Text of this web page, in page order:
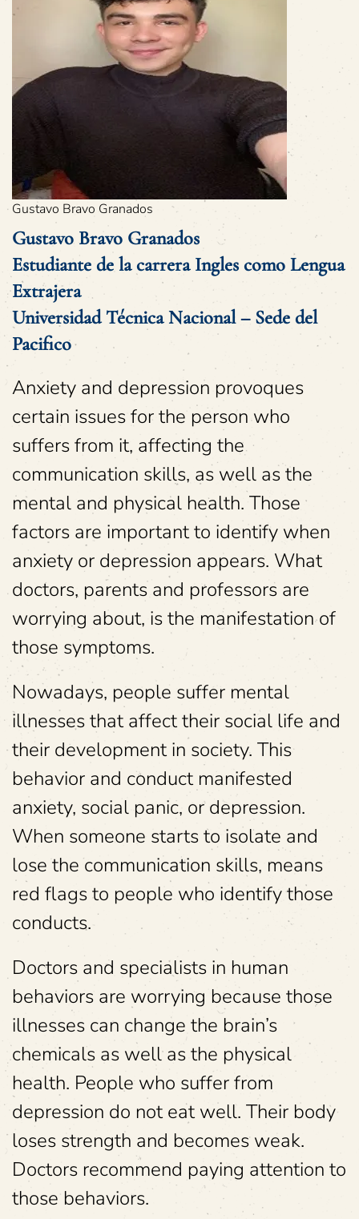
Gustavo Bravo Granados
Gustavo Bravo Granados
Estudiante de la carrera Ingles como Lengua
Extrajera
Universidad Técnica Nacional – Sede del
Pacifico
Anxiety and depression provoques
certain issues for the person who
suffers from it, affecting the
communication skills, as well as the
mental and physical health. Those
factors are important to identify when
anxiety or depression appears. What
doctors, parents and professors are
worrying about, is the manifestation of
those symptoms.
Nowadays, people suffer mental
illnesses that affect their social life and
their development in society. This
behavior and conduct manifested
anxiety, social panic, or depression.
When someone starts to isolate and
lose the communication skills, means
red flags to people who identify those
conducts.
Doctors and specialists in human
behaviors are worrying because those
illnesses can change the brain’s
chemicals as well as the physical
health. People who suffer from
depression do not eat well. Their body
loses strength and becomes weak.
Doctors recommend paying attention to
those behaviors.